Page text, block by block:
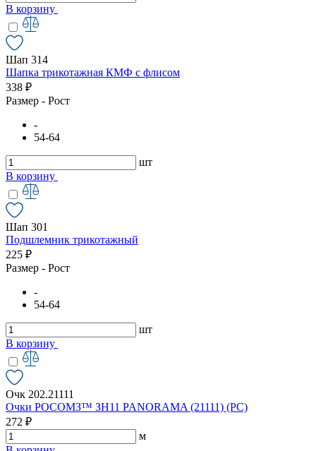
В корзину
Шап 314
Шапка трикотажная КМФ с флисом
338 ₽
Размер - Рост
-
54-64
шт
В корзину
Шап 301
Подшлемник трикотажный
225 ₽
Размер - Рост
-
54-64
шт
В корзину
Очк 202.21111
Очки РОСОМЗ™ ЗН11 PANORAMA (21111) (РС)
272 ₽
м